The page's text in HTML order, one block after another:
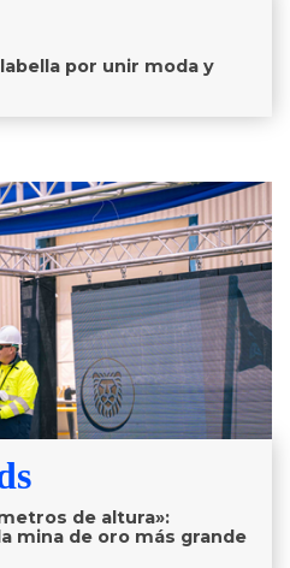
por unir moda y
de altura»:
mina de oro más grande